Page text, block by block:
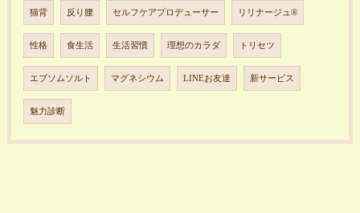
猫背 反り腰 セルフケアプロデューサー リリナージュ®︎
性格 食生活 生活習慣 理想のカラダ トリセツ
エプソムソルト マグネシウム LINEお友達 新サービス
魅力診断